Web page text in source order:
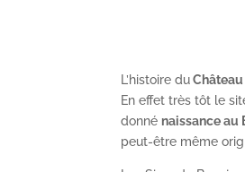
L’histoire du
En effet très tôt le
donné naissance au
peut-être même